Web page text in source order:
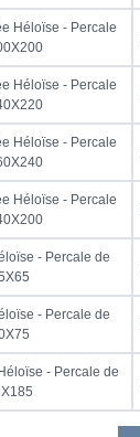
Héloïse - Percale
Héloïse - Percale
Héloïse - Percale
Héloïse - Percale
- Percale de
- Percale de
- Percale de